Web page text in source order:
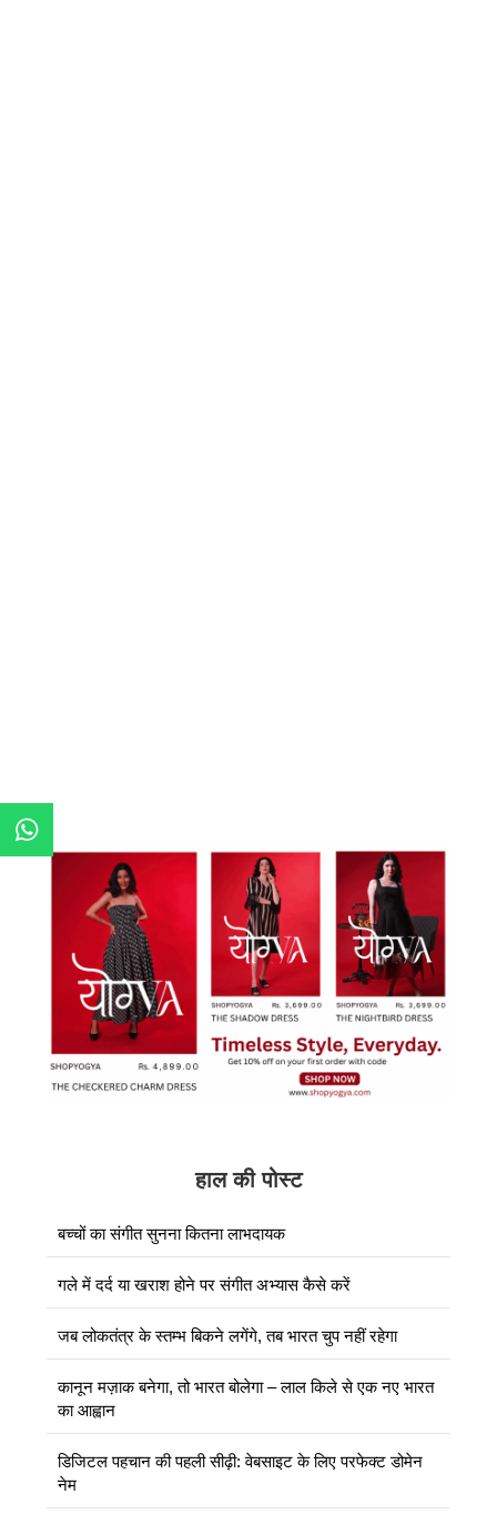
हाल की पोस्ट
बच्चों का संगीत सुनना कितना लाभदायक
गले में दर्द या खराश होने पर संगीत अभ्यास कैसे करें
जब लोकतंत्र के स्तम्भ बिकने लगेंगे, तब भारत चुप नहीं रहेगा
कानून मज़ाक बनेगा, तो भारत बोलेगा – लाल किले से एक नए भारत
का आह्वान
डिजिटल पहचान की पहली सीढ़ी: वेबसाइट के लिए परफेक्ट डोमेन
नेम